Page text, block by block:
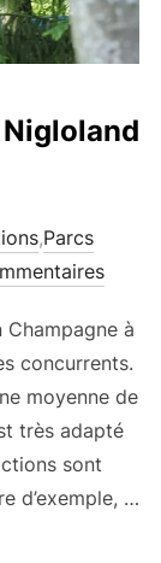
,Parcs
à
concurrents.
moyenne de
très adapté
sont
d’exemple, …